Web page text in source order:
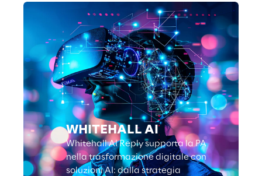
WHITEHALL AI
Whitehall AI Reply supporta la PA
nella trasformazione digitale con
soluzioni AI: dalla strategia